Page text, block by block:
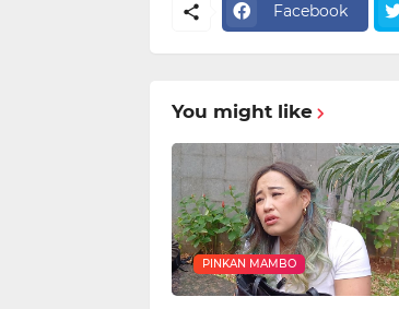
Facebook
You might like
PINKAN MAMBO